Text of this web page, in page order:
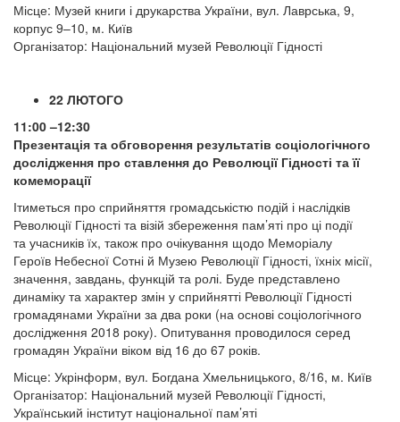
Місце: Музей книги і друкарства України, вул. Лаврська, 9,
корпус 9–10, м. Київ
Організатор: Національний музей Революції Гідності
22 ЛЮТОГО
11:00 –12:30
Презентація та обговорення результатів соціологічного
дослідження про ставлення до Революції Гідності та її
комеморації
Ітиметься про сприйняття громадськістю подій і наслідків
Революції Гідності та візій збереження пам’яті про ці події
та учасників їх, також про очікування щодо Меморіалу
Героїв Небесної Сотні й Музею Революції Гідності, їхніх місії,
значення, завдань, функцій та ролі. Буде представлено
динаміку та характер змін у сприйнятті Революції Гідності
громадянами України за два роки (на основі соціологічного
дослідження 2018 року). Опитування проводилося серед
громадян України віком від 16 до 67 років.
Місце: Укрінформ, вул. Богдана Хмельницького, 8/16, м. Київ
Організатор: Національний музей Революції Гідності,
Український інститут національної пам’яті